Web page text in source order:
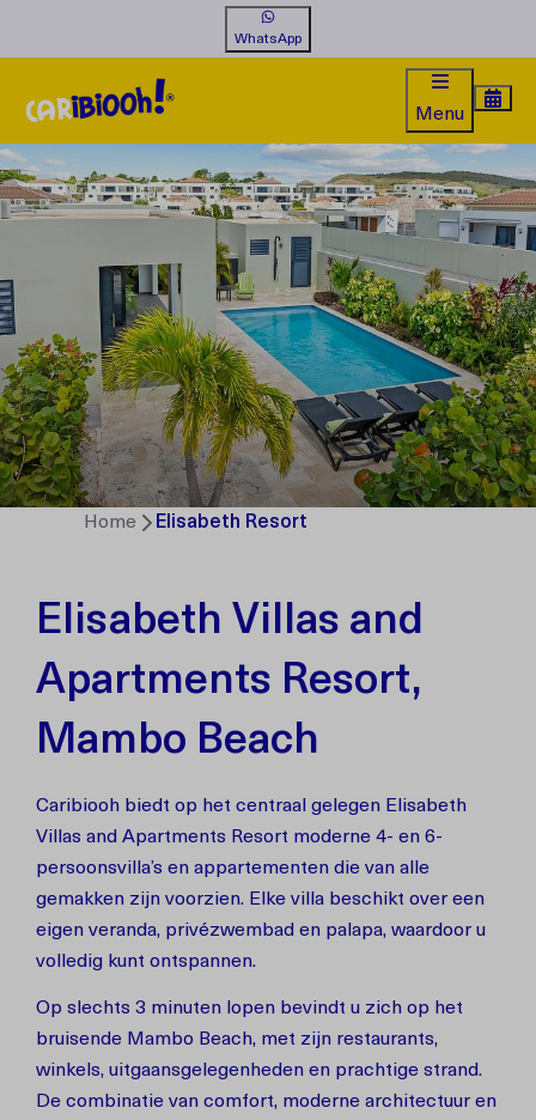
WhatsApp
Menu
Home Elisabeth Resort
Elisabeth Villas and
Apartments Resort,
Mambo Beach
Caribiooh biedt op het centraal gelegen Elisabeth
Villas and Apartments Resort moderne 4- en 6-
persoonsvilla’s en appartementen die van alle
gemakken zijn voorzien. Elke villa beschikt over een
eigen veranda, privézwembad en palapa, waardoor u
volledig kunt ontspannen.
Op slechts 3 minuten lopen bevindt u zich op het
bruisende Mambo Beach, met zijn restaurants,
winkels, uitgaansgelegenheden en prachtige strand.
De combinatie van comfort, moderne architectuur en